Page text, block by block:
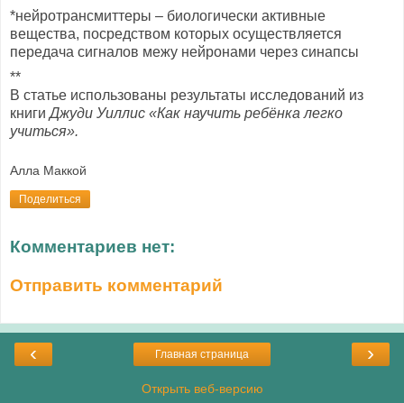
*нейротрансмиттеры – биологически активные
вещества, посредством которых осуществляется
передача сигналов межу нейронами через синапсы
**
В статье использованы результаты исследований из
книгиДжуди Уиллис «Как научить ребёнка легко
учиться».
Алла Маккой
Поделиться
Комментариев нет:
Отправить комментарий
‹ ›
Главная страница
Открыть веб-версию